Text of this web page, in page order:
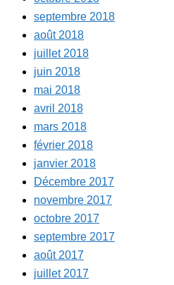
septembre 2018
août 2018
juillet 2018
juin 2018
mai 2018
avril 2018
mars 2018
février 2018
janvier 2018
Décembre 2017
novembre 2017
octobre 2017
septembre 2017
août 2017
juillet 2017